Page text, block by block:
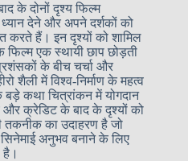
के दोनों दृश्य फिल्म
ध्यान देने और अपने दर्शकों को
करते हैं। इन दृश्यों को शामिल
फिल्म एक स्थायी छाप छोड़ती
के बीच चर्चा और
शैली में विश्व-निर्माण के महत्व
कथा चित्रांकन में योगदान
और क्रेडिट के बाद के दृश्यों को
तकनीक का उदाहरण है जो
सिनेमाई अनुभव बनाने के लिए
है।